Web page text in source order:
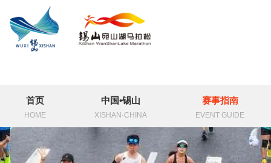
首页
HOME
中国•锡山
XISHAN·CHINA
赛事指南
EVENT GUIDE